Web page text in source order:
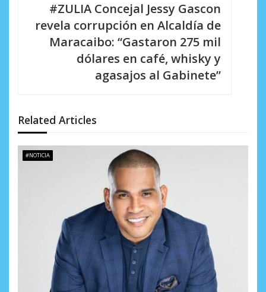
e
e
#ZULIA Concejal Jessy Gascon
revela corrupción en Alcaldía de
Maracaibo: “Gastaron 275 mil
dólares en café, whisky y
agasajos al Gabinete”
Related Articles
#NOTICIA